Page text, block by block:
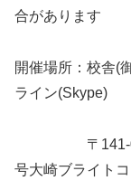
合があります
開催場所：校舎(
ライン(Skype)
〒141-0001
号大崎ブライト